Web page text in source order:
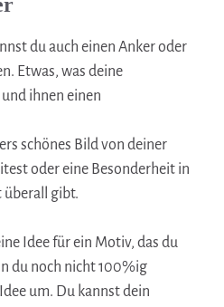
du auch einen Anker oder
Etwas, was deine
ihnen einen
schönes Bild von deiner
oder eine Besonderheit in
überall gibt.
Idee für ein Motiv, das du
du noch nicht 100%ig
um. Du kannst dein